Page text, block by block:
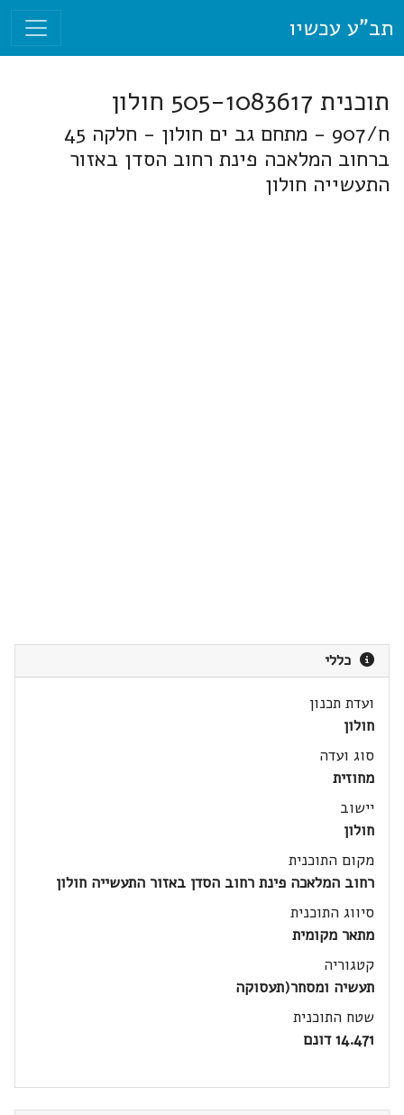
תב"ע עכשיו
תוכנית 505-1083617 חולון
ח/907 - מתחם גב ים חולון - חלקה 45
ברחוב המלאכה פינת רחוב הסדן באזור
התעשייה חולון
כללי
ועדת תכנון
חולון
סוג ועדה
מחוזית
יישוב
חולון
מקום התוכנית
רחוב המלאכה פינת רחוב הסדן באזור התעשייה חולון
סיווג התוכנית
מתאר מקומית
קטגוריה
תעשיה ומסחר(תעסוקה
שטח התוכנית
14.471 דונם